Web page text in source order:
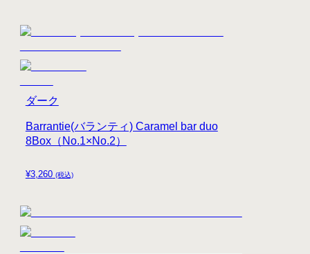
¥3,260 (税込)
Barrantie(バランティ) Caramel bar duo
8Box（No.1×No.2）
ダーク